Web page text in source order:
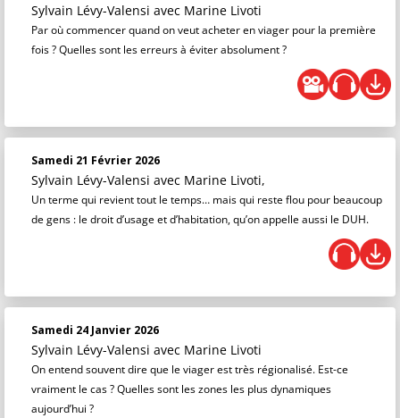
Sylvain Lévy-Valensi avec Marine Livoti
Par où commencer quand on veut acheter en viager pour la première
fois ? Quelles sont les erreurs à éviter absolument ?
Samedi 21 Février 2026
Sylvain Lévy-Valensi avec Marine Livoti,
Un terme qui revient tout le temps… mais qui reste flou pour beaucoup
de gens : le droit d’usage et d’habitation, qu’on appelle aussi le DUH.
Samedi 24 Janvier 2026
Sylvain Lévy-Valensi avec Marine Livoti
On entend souvent dire que le viager est très régionalisé. Est-ce
vraiment le cas ? Quelles sont les zones les plus dynamiques
aujourd’hui ?